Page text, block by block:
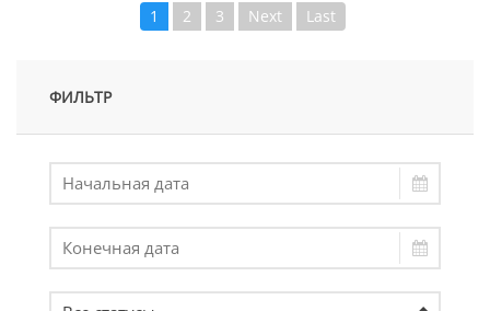
1 2 3 Next Last
ФИЛЬТР